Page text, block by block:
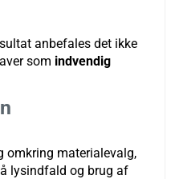
anbefales det ikke
som indvendig
omkring materialevalg,
lysindfald og brug af